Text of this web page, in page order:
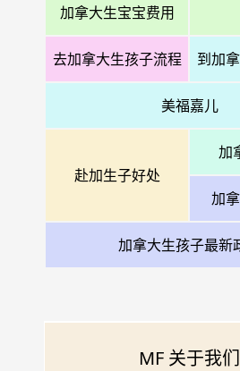
加拿大生宝宝费用
去加拿大生孩子流程 到加
美福嘉儿
赴加生子好处
加
加
加拿大生孩子最新
MF 关于我们